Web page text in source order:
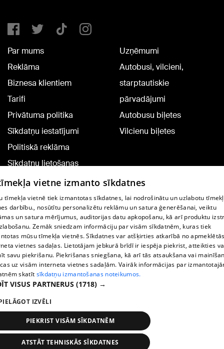
Par mums
Reklāma
Biznesa klientiem
Tarifi
Privātuma politika
Sīkdatņu iestatījumi
Politiskā reklāma
Sīkdatņu lietošanas
noteikumi
Komentāru pievienošana
Uzņēmumi
Autobusi, vilcieni,
starptautiskie
pārvadājumi
Autobusu biļetes
Vilcienu biļetes
TV programma
Līguma noteikumi
360 Ziņu kontakti
Helio Media
Portāla palīdzības dienests: e-pasts -
All rights reserved.
vietne izmanto sīkdatnes
tīmekļa vietnē tiek izmantotas sīkdatnes, lai nodrošinātu un uzlabotu
darbību., nosūtītu personalizētu reklāmu un satura ģenerēšanai, veiktu
un satura mērījumus, auditorijas datu apkopošanu, kā arī produktu
Zemāk sniedzam informāciju par visām sīkdatnēm, kuras tiek
mūsu tīmekļa vietnēs. Sīkdatnes var atšķirties atkarībā no
vietnes sadaļas. Lietotājam jebkurā brīdī ir iespēja piekrist, atteikties
savu piekrišanu. Piekrišanas sniegšana, kā arī tās atsaukšana vai
uz visām interneta vietnes sadaļām. Vairāk informācijas par
skatīt sīkdatņu izmantošanas noteikumos.
VISUS PARTNERUS (1718) →
IZVĒLI
PIEKRIST VISĀM SĪKDATNĒM
ATSTĀT TEHNISKĀS SĪKDATNES